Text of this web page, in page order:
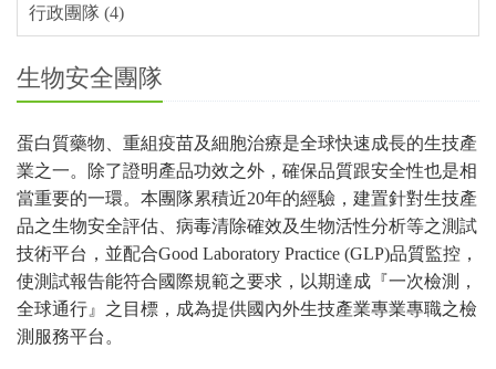
行政團隊 (4)
生物安全團隊
蛋白質藥物、重組疫苗及細胞治療是全球快速成長的生技產
業之一。除了證明產品功效之外，確保品質跟安全性也是相
當重要的一環。本團隊累積近20年的經驗，建置針對生技產
品之生物安全評估、病毒清除確效及生物活性分析等之測試
技術平台，並配合Good Laboratory Practice (GLP)品質監控，
使測試報告能符合國際規範之要求，以期達成『一次檢測，
全球通行』之目標，成為提供國內外生技產業專業專職之檢
測服務平台。